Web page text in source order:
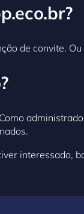
de convite.
interessado,